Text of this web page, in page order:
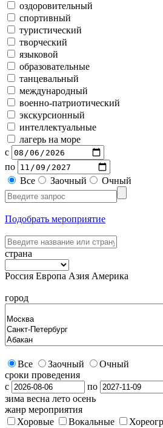
оздоровительный
спортивный
туристический
творческий
языковой
образовательные
танцевальный
международный
военно-патриотический
экскурсионный
интеллектуальные
лагерь на море
с
по
Все
Заочный Очный
Подобрать мероприятие
страна
Россия Европа Азия Америка
город
Все Заочный
Очный
сроки проведения
с
по
зима весна лето осень
жанр мероприятия
Хоровые
Вокальные